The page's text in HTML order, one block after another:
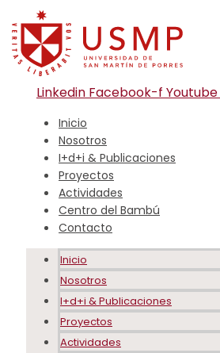
Linkedin Facebook-f Youtube
Inicio
Nosotros
I+d+i & Publicaciones
Proyectos
Actividades
Centro del Bambú
Contacto
Inicio
Nosotros
I+d+i & Publicaciones
Proyectos
Actividades